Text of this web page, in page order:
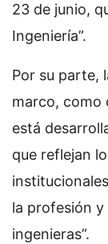
23 de junio,
Ingeniería”.
Por su parte,
marco, como
está
que reflejan
la profesión y
ingenieras”.